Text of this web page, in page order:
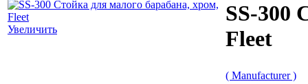
Увеличить
SS-300
Fleet
( Manufacturer )